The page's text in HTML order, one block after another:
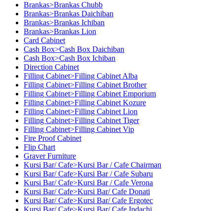
Brankas>Brankas Chubb
Brankas>Brankas Daichiban
Brankas>Brankas Ichiban
Brankas>Brankas Lion
Card Cabinet
Cash Box>Cash Box Daichiban
Cash Box>Cash Box Ichiban
Direction Cabinet
Filling Cabinet>Filling Cabinet Alba
Filling Cabinet>Filling Cabinet Brother
Filling Cabinet>Filling Cabinet Emporium
Filling Cabinet>Filling Cabinet Kozure
Filling Cabinet>Filling Cabinet Lion
Filling Cabinet>Filling Cabinet Tiger
Filling Cabinet>Filling Cabinet Vip
Fire Proof Cabinet
Flip Chart
Graver Furniture
Kursi Bar/ Cafe>Kursi Bar / Cafe Chairman
Kursi Bar/ Cafe>Kursi Bar / Cafe Subaru
Kursi Bar/ Cafe>Kursi Bar / Cafe Verona
Kursi Bar/ Cafe>Kursi Bar/ Cafe Donati
Kursi Bar/ Cafe>Kursi Bar/ Cafe Ergotec